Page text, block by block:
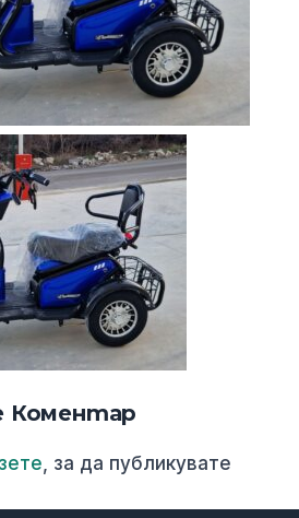
Коментар
, за да публикувате